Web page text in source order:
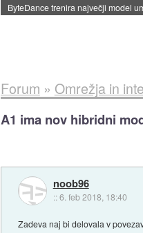
Spletne strani začele streči oglase
Forum » Omrežja in
A1 ima nov hibridni
noob96
::6. feb 2018, 18:40
Zadeva naj bi delovala v